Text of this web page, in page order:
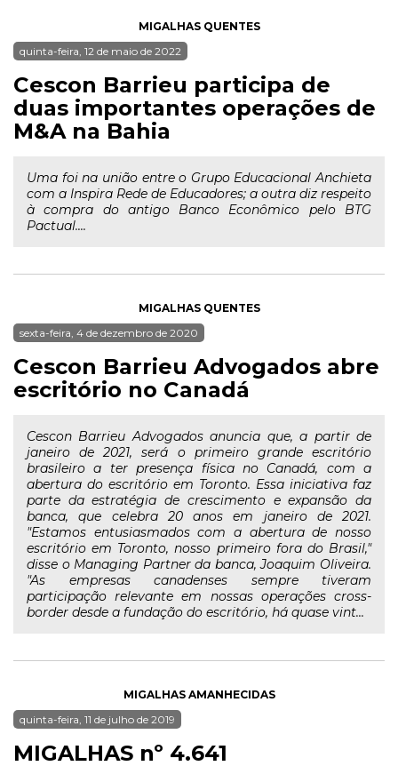
MIGALHAS QUENTES
quinta-feira, 12 de maio de 2022
Cescon Barrieu participa de
duas importantes operações de
M&A na Bahia
Uma foi na união entre o Grupo Educacional Anchieta
com a Inspira Rede de Educadores; a outra diz respeito
à compra do antigo Banco Econômico pelo BTG
Pactual....
MIGALHAS QUENTES
sexta-feira, 4 de dezembro de 2020
Cescon Barrieu Advogados abre
escritório no Canadá
Cescon Barrieu Advogados anuncia que, a partir de
janeiro de 2021, será o primeiro grande escritório
brasileiro a ter presença física no Canadá, com a
abertura do escritório em Toronto. Essa iniciativa faz
parte da estratégia de crescimento e expansão da
banca, que celebra 20 anos em janeiro de 2021.
"Estamos entusiasmados com a abertura de nosso
escritório em Toronto, nosso primeiro fora do Brasil,"
disse o Managing Partner da banca, Joaquim Oliveira.
"As empresas canadenses sempre tiveram
participação relevante em nossas operações cross-
border desde a fundação do escritório, há quase vint...
MIGALHAS AMANHECIDAS
quinta-feira, 11 de julho de 2019
MIGALHAS nº 4.641